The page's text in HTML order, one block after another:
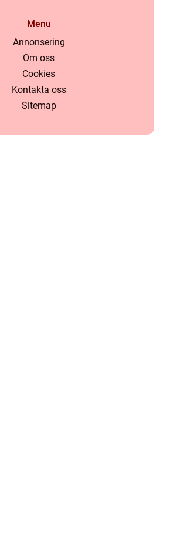
Menu
Annonsering
Om oss
Cookies
Kontakta oss
Sitemap